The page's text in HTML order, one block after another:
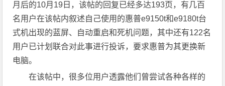
月后的10月19日，该帖的回复已经多达193页，有几百
名用户在该帖内叙述自己使用的惠普e9150t和e9180t台
式机出现的蓝屏、自动重启和死机问题，其中还有122名
用户已计划联合对此事进行投诉，要求惠普为其更换新
电脑。
在该帖中，很多位用户透露他们曾尝试各种各样的